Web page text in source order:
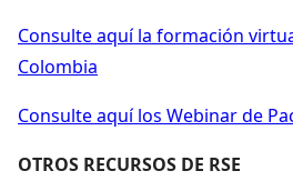
Consulte aquí la formación
Colombia
Consulte aquí los Webinar de
OTROS RECURSOS DE RSE